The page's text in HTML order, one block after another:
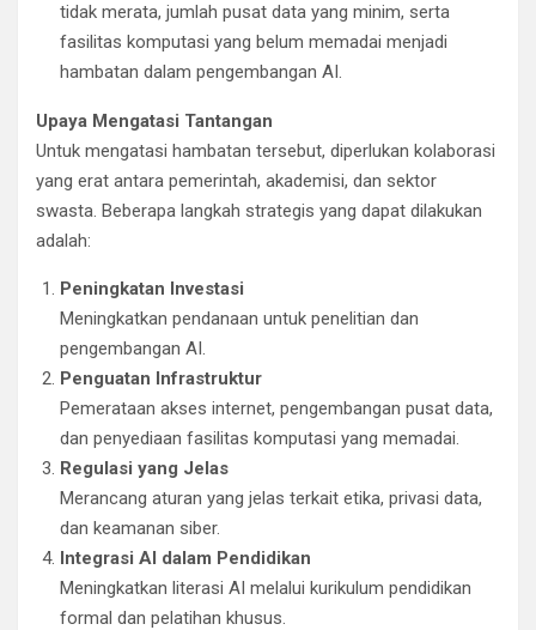
tidak merata, jumlah pusat data yang minim, serta
fasilitas komputasi yang belum memadai menjadi
hambatan dalam pengembangan AI.
Upaya Mengatasi Tantangan
Untuk mengatasi hambatan tersebut, diperlukan kolaborasi
yang erat antara pemerintah, akademisi, dan sektor
swasta. Beberapa langkah strategis yang dapat dilakukan
adalah:
Peningkatan Investasi
Meningkatkan pendanaan untuk penelitian dan
pengembangan AI.
Penguatan Infrastruktur
Pemerataan akses internet, pengembangan pusat data,
dan penyediaan fasilitas komputasi yang memadai.
Regulasi yang Jelas
Merancang aturan yang jelas terkait etika, privasi data,
dan keamanan siber.
Integrasi AI dalam Pendidikan
Meningkatkan literasi AI melalui kurikulum pendidikan
formal dan pelatihan khusus.